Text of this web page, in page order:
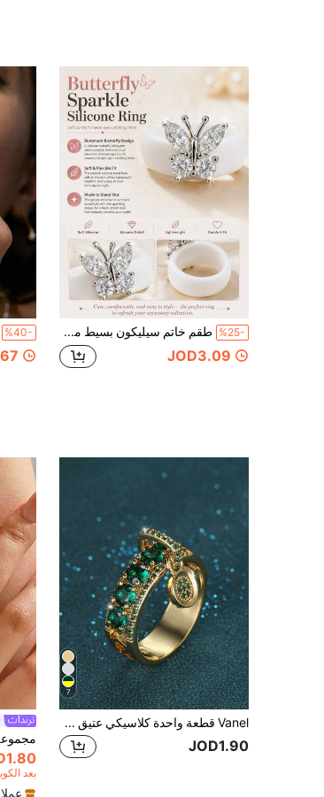
%25- طقم خاتم سيليكون بسيط مزين بالزركونيا على شكل فراشة، مناسب للرجال والنساء، مثالي كهدية للشركاء والعائلة والأصدقاء في عيد الحب
JOD3.09
%40-
7
Vanel قطعة واحدة كلاسيكي عتيق مستدير بتعليقة اسطواني خاتم , فاخر للنساء مجوهرات , مثالي هدية للزوجة أو حفلة
JOD1.90
بعد